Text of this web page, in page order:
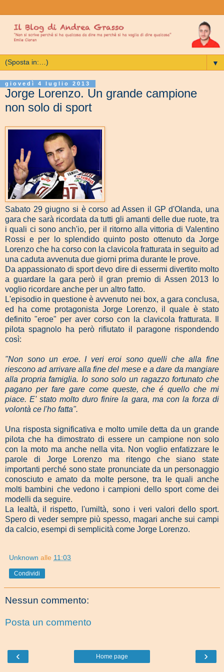
▼
giovedì 4 luglio 2013
Jorge Lorenzo. Un grande campione
non solo di sport
Sabato 29 giugno si è corso ad Assen il GP d'Olanda, una
gara che sarà ricordata da tutti gli amanti delle due ruote, tra
i quali ci sono anch'io, per il ritorno alla vittoria di Valentino
Rossi e per lo splendido quinto posto ottenuto da Jorge
Lorenzo che ha corso con la clavicola fratturata in seguito ad
una caduta avvenuta due giorni prima durante le prove.
Da appassionato di sport devo dire di essermi divertito molto
a guardare la gara però il gran premio di Assen 2013 lo
voglio ricordare anche per un altro fatto.
L'episodio in questione è avvenuto nei box, a gara conclusa,
ed ha come protagonista Jorge Lorenzo, il quale è stato
definito "eroe" per aver corso con la clavicola fratturata.
pilota spagnolo ha però rifiutato il paragone rispondendo
così:
"Non sono un eroe. I veri eroi sono quelli che alla fine
riescono ad arrivare alla fine del mese e a dare da mangiare
alla propria famiglia. Io sono solo un ragazzo fortunato che
pagano per fare gare come queste, che é quello che mi
piace. E' stato molto duro finire la gara, ma con la forza di
volontà ce l'ho fatta".
Una risposta significativa e molto umile detta da un grande
pilota che ha dimostrato di essere un campione non solo
con la moto ma anche nella vita. Non voglio enfatizzare le
parole di Jorge Lorenzo ma ritengo che siano state
importanti perché sono state pronunciate da un personaggio
conosciuto e amato da molte persone, tra le quali anche
molti bambini che vedono i campioni dello sport come dei
modelli da seguire.
La lealtà, il rispetto, l'umiltà, sono i veri valori dello sport.
Spero di veder sempre più spesso, magari anche sui campi
da calcio, esempi di semplicità come Jorge Lorenzo.
Unknown alle 11:03
Condividi
Nessun commento:
Posta un commento
‹ ›
Home page